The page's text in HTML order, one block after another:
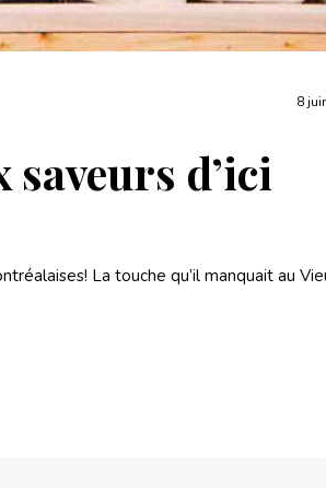
8
d’ici
La touche qu’il manquait au